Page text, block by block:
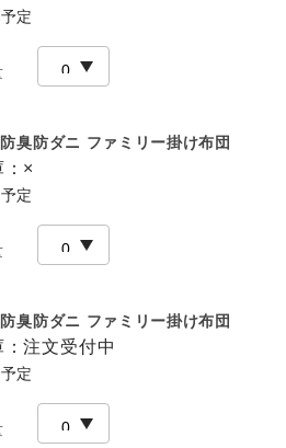
定
臭防ダニ ファミリー掛け布団
×
定
臭防ダニ ファミリー掛け布団
：注文受付中
定